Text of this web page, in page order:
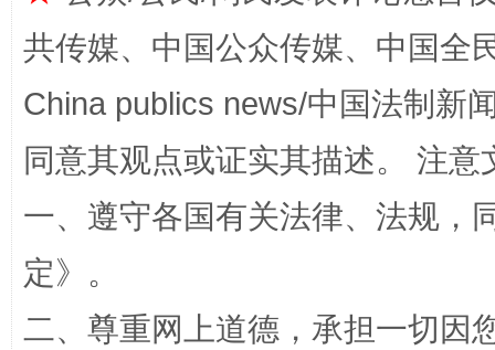
解纷+调解+退费，一次搞定
共传媒、中国公众传媒、中国全
China publics news/中国法制新
同意其观点或证实其描述。 注
一、遵守各国有关法律、法规，
定》。
二、尊重网上道德，承担一切因